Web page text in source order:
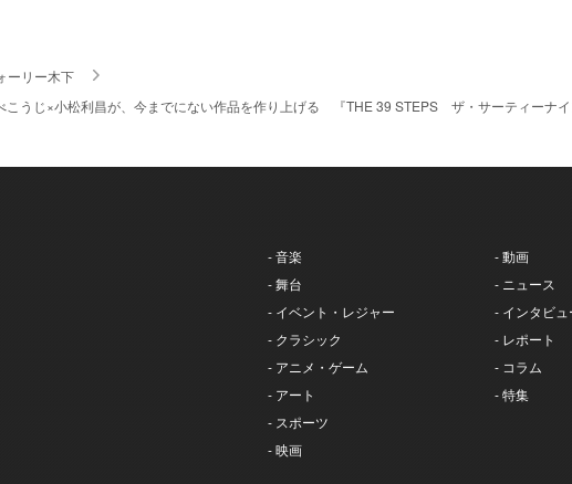
ーリー木下
こうじ×小松利昌が、今までにない作品を作り上げる 『THE 39 STEPS ザ・サーティーナイ
- 音楽
- 舞台
- イベント・レジャー
- クラシック
- アニメ・ゲーム
- アート
- スポーツ
- 映画
- 動画
- ニュース
- インタビュ
- レポート
- コラム
- 特集